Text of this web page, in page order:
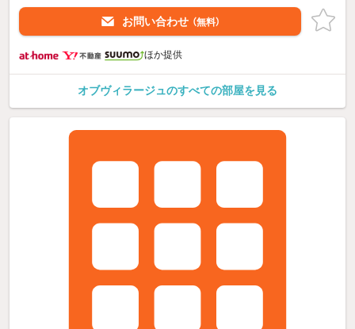
お問い合わせ （無料）
ほか提供
オブヴィラージュのすべての部屋を見る